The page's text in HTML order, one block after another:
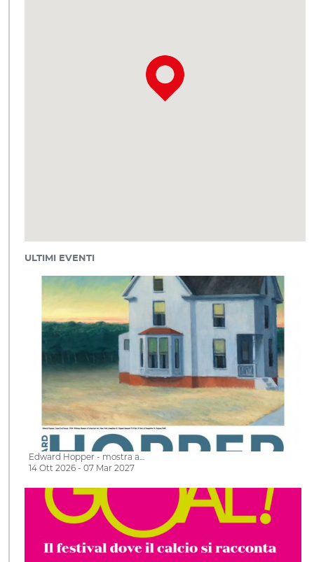
ULTIMI EVENTI
Edward Hopper - mostra a…
14 Ott 2026 - 07 Mar 2027